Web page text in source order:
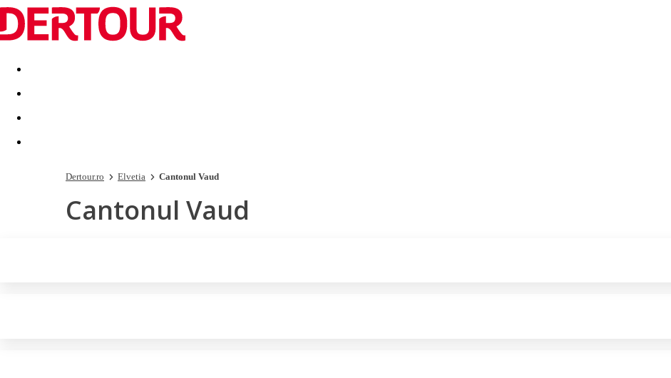
Destinatii Vacanta perfecta OFERTE DE NERATAT
Dertour.ro Elvetia Cantonul Vaud
Cantonul Vaud